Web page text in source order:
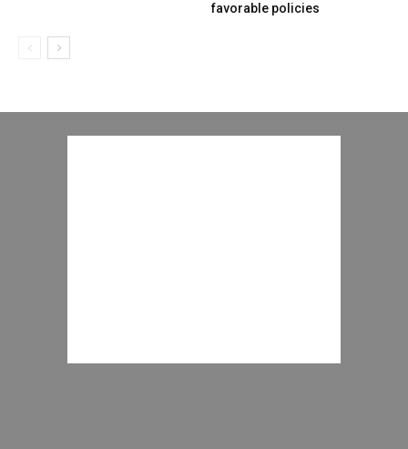
favorable policies